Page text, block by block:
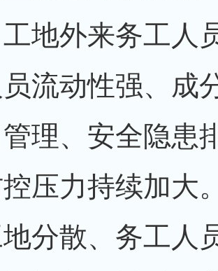
地外来务工人
流动性强、成
理、安全隐患
压力持续加大
分散、务工人